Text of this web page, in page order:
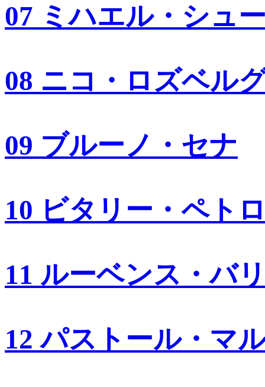
07 ミハエル・シュ
08 ニコ・ロズベル
09 ブルーノ・セナ
10 ビタリー・ペト
11 ルーベンス・バ
12 パストール・マ